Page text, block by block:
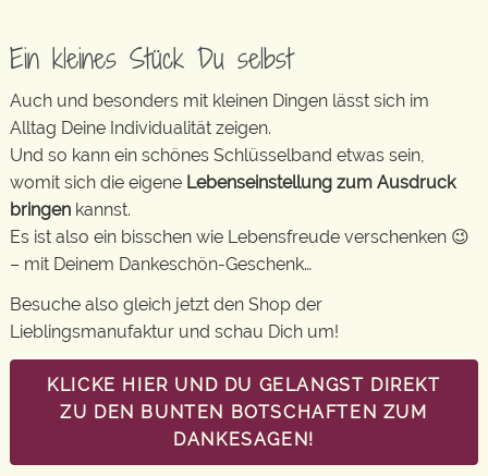
Ein kleines Stück Du selbst
Auch und besonders mit kleinen Dingen lässt sich im
Alltag Deine Individualität zeigen.
Und so kann ein schönes Schlüsselband etwas sein,
womit sich die eigene Lebenseinstellung zum Ausdruck
bringen kannst.
Es ist also ein bisschen wie Lebensfreude verschenken 😉
– mit Deinem Dankeschön-Geschenk…
Besuche also gleich jetzt den Shop der
Lieblingsmanufaktur und schau Dich um!
KLICKE HIER UND DU GELANGST DIREKT
ZU DEN BUNTEN BOTSCHAFTEN ZUM
DANKESAGEN!